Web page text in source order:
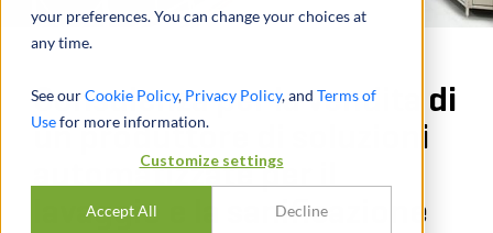
your preferences. You can change your choices at
any time.
See ourCookie Policy, Privacy Policy, and Terms of
Usefor more information.
Customize settings
Accept All Decline
Consulenza per la vendita di
un produttore di soluzioni
automatizzate per il
lavaggio e la sanificazione